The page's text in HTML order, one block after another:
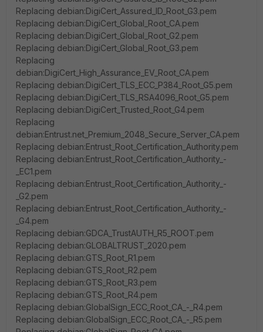
Replacing debian:DigiCert_Assured_ID_Root_G3.pem
Replacing debian:DigiCert_Global_Root_CA.pem
Replacing debian:DigiCert_Global_Root_G2.pem
Replacing debian:DigiCert_Global_Root_G3.pem
Replacing
debian:DigiCert_High_Assurance_EV_Root_CA.pem
Replacing debian:DigiCert_TLS_ECC_P384_Root_G5.pem
Replacing debian:DigiCert_TLS_RSA4096_Root_G5.pem
Replacing debian:DigiCert_Trusted_Root_G4.pem
Replacing
debian:Entrust.net_Premium_2048_Secure_Server_CA.pem
Replacing debian:Entrust_Root_Certification_Authority.pem
Replacing debian:Entrust_Root_Certification_Authority_-
_EC1.pem
Replacing debian:Entrust_Root_Certification_Authority_-
_G2.pem
Replacing debian:Entrust_Root_Certification_Authority_-
_G4.pem
Replacing debian:GDCA_TrustAUTH_R5_ROOT.pem
Replacing debian:GLOBALTRUST_2020.pem
Replacing debian:GTS_Root_R1.pem
Replacing debian:GTS_Root_R2.pem
Replacing debian:GTS_Root_R3.pem
Replacing debian:GTS_Root_R4.pem
Replacing debian:GlobalSign_ECC_Root_CA_-_R4.pem
Replacing debian:GlobalSign_ECC_Root_CA_-_R5.pem